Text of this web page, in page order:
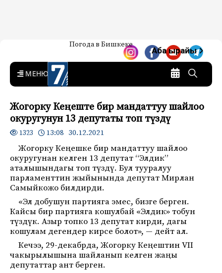
7-канал. Жаңылыктар —
Кыргызстан
Жаңылыктар — Кыргызстан
Погода в Бишкеке
Аба ырайы
MENU
Жогорку Кеңеште бир мандаттуу шайлоо
окуругунун 13 депутаты топ түздү
1323 13:08 30.12.2021
Жогорку Кеңешке бир мандаттуу шайлоо
окуругунан келген 13 депутат “Элдик”
аталышындагы топ түздү. Бул тууралуу
парламенттин жыйынында депутат Мирлан
Самыйкожо билдирди.
«Эл добушун партияга эмес, бизге берген.
Кайсы бир партияга кошулбай «Элдик» тобун
түздүк. Азыр топко 13 депутат кирди, дагы
кошулам дегендер кирсе болот», — дейт ал.
Кечээ, 29-декабрда, Жогорку Кеңештин VII
чакырылышына шайланып келген жаңы
депутаттар ант берген.